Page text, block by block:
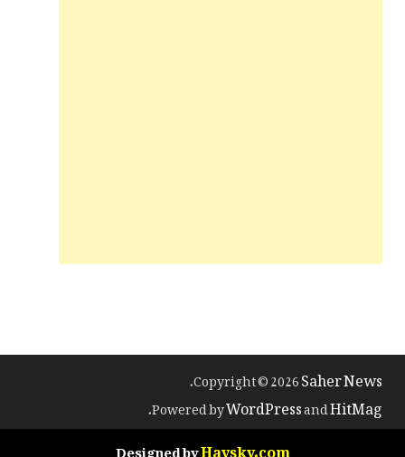
Copyright © 2026Saher News
.
Powered byWordPressandHitMag
.
Designed byHaysky.com